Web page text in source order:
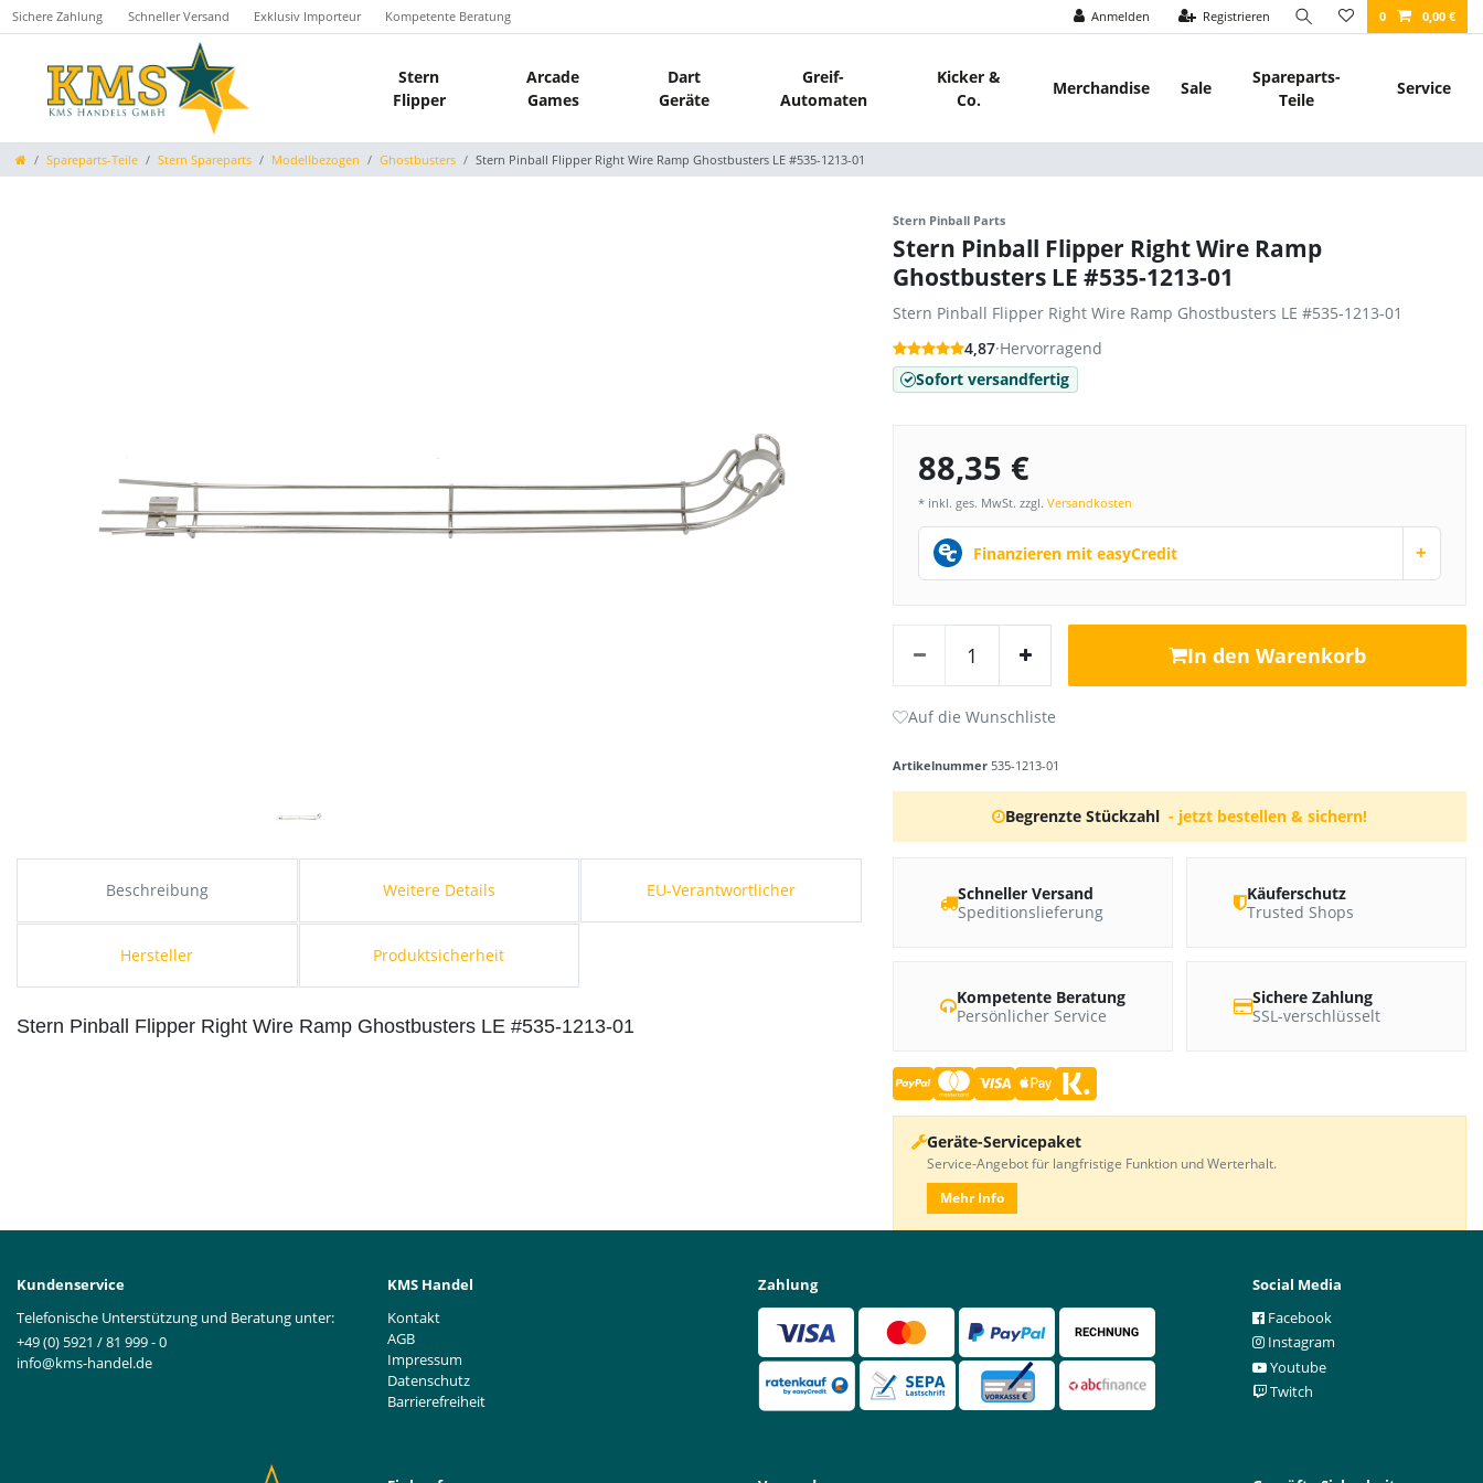
Sichere Zahlung Schneller Versand Exklusiv Importeur Kompetente Beratung Anmelden Registrieren 0 0,00 €
Stern
Flipper
Arcade
Games
Dart
Geräte
Greif-
Automaten
Kicker &
Co.
Merchandise Sale
Spareparts-
Teile
Service
Spareparts-Teile Stern Spareparts Modellbezogen Ghostbusters Stern Pinball Flipper Right Wire Ramp Ghostbusters LE #535-1213-01
Beschreibung Weitere Details EU-Verantwortlicher
Hersteller Produktsicherheit
Stern Pinball Flipper Right Wire Ramp Ghostbusters LE #535-1213-01
Stern Pinball Parts
Stern Pinball Flipper Right Wire Ramp
Ghostbusters LE #535-1213-01
Stern Pinball Flipper Right Wire Ramp Ghostbusters LE #535-1213-01
4,87·Hervorragend
Sofort versandfertig
88,35 €
* inkl. ges. MwSt. zzgl.Versandkosten
Finanzieren mit easyCredit +
In den Warenkorb
Artikelnummer 535-1213-01
Begrenzte Stückzahl - jetzt bestellen & sichern!
Schneller Versand
Speditionslieferung
Käuferschutz
Trusted Shops
Kompetente Beratung
Persönlicher Service
Sichere Zahlung
SSL-verschlüsselt
Geräte-Servicepaket
Service-Angebot für langfristige Funktion und Werterhalt.
Mehr Info
Kundenservice
Telefonische Unterstützung und Beratung unter:
+49 (0) 5921 / 81 999 - 0
info@kms-handel.de
KMS Handel
Kontakt
AGB
Impressum
Datenschutz
Barrierefreiheit
Zahlung
Social Media
Facebook
Instagram
Youtube
Twitch